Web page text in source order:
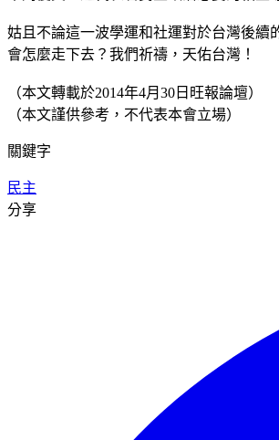
姑且不論這一波學運和社運對於台灣後續
會怎麼走下去？我們祈禱，天佑台灣！
（本文轉載於2014年4月30日旺報論壇）
（本文謹供參考，不代表本會立場）
關鍵字
民主
分享